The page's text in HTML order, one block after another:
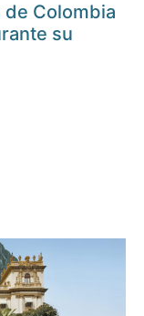
Colombia
su